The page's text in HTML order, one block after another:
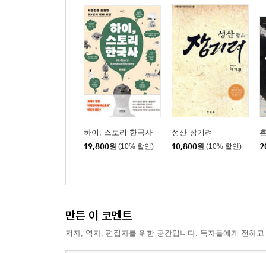
하이, 스토리 한국사
19,800원 (10% 할인)
성산 장기려
10,800원 (10% 할인)
만든 이 코멘트
저자, 역자, 편집자를 위한 공간입니다. 독자들에게 전하